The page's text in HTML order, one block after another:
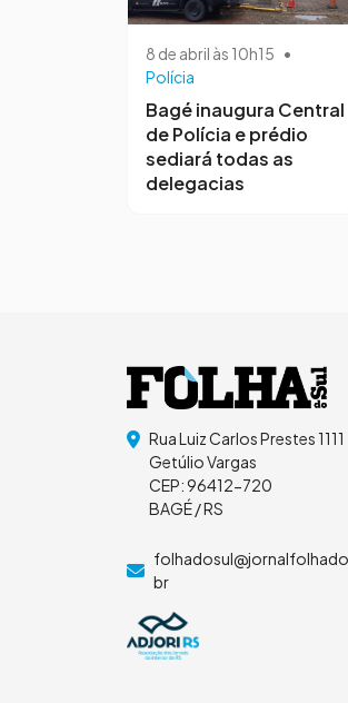
8 de abril às 10h15 •
Polícia
Bagé inaugura Central
de Polícia e prédio
sediará todas as
delegacias
Rua Luiz Carlos Prestes 1111
Getúlio Vargas
CEP: 96412-720
BAGÉ / RS
br